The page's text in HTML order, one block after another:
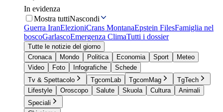
In evidenza
Mostra tuttiNascondi
Guerra IranElezioniCrans MontanaEpstein FilesFamiglia nel
boscoGarlascoEmergenza ClimaTutti i dossier
Tutte le notizie del giorno
Cronaca
Mondo Politica Economia Sport
Meteo
Video
Foto Infografiche
Schede
Tv & Spettacolo
TgcomLab TgcomMag
TgTech
Lifestyle
Oroscopo Salute Skuola Cultura
Animali
Speciali